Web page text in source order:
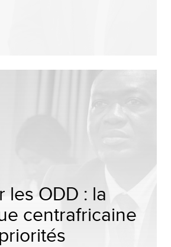
les ODD : la
centrafricaine